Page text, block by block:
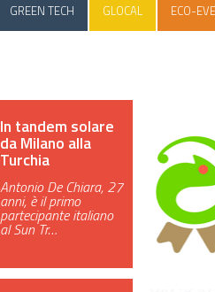
GREEN TECH GLOCAL ECO-
In tandem solare
da Milano alla
Turchia
Antonio De Chiara, 27
anni, è il primo
partecipante italiano
al Sun Tr…